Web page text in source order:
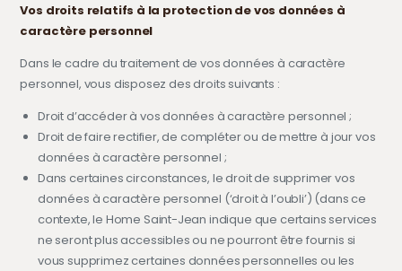
Vos droits relatifs à la protection de vos données à
caractère personnel
Dans le cadre du traitement de vos données à caractère
personnel, vous disposez des droits suivants :
Droit d’accéder à vos données à caractère personnel ;
Droit de faire rectifier, de compléter ou de mettre à jour vos
données à caractère personnel ;
Dans certaines circonstances, le droit de supprimer vos
données à caractère personnel (‘droit à l’oubli’) (dans ce
contexte, le Home Saint-Jean indique que certains services
ne seront plus accessibles ou ne pourront être fournis si
vous supprimez certaines données personnelles ou les